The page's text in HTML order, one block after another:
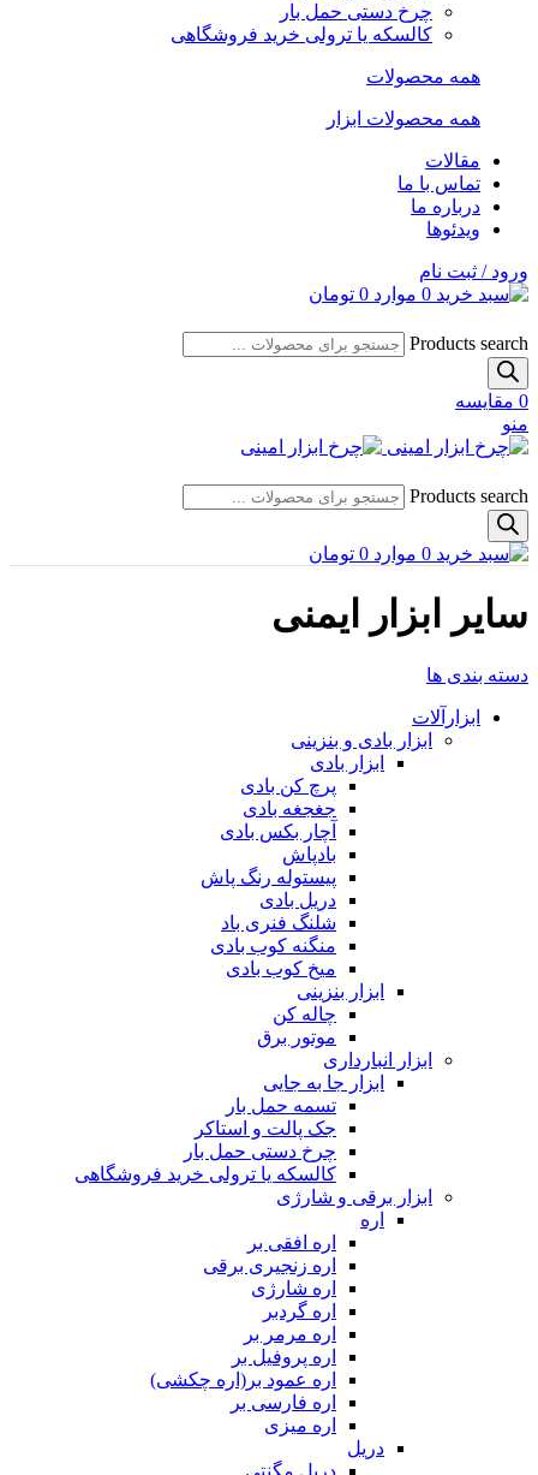
چرخ دستی حمل بار
کالسکه یا ترولی خرید فروشگاهی
همه محصولات
همه محصولات ابزار
مقالات
تماس با ما
درباره ما
ویدئوها
ورود / ثبت نام
0 موارد 0 تومان
Products search
0 مقایسه
منو
Products search
0 موارد 0 تومان
سایر ابزار ایمنی
دسته بندی ها
ابزارآلات
ابزار بادی و بنزینی
ابزار بادی
پرچ کن بادی
جغجغه بادی
آچار بکس بادی
بادپاش
پیستوله رنگ پاش
دریل بادی
شلنگ فنری باد
منگنه کوب بادی
میخ کوب بادی
ابزار بنزینی
چاله کن
موتور برق
ابزار انبارداری
ابزار جا به جایی
تسمه حمل بار
جک پالت و استاکر
چرخ دستی حمل بار
کالسکه یا ترولی خرید فروشگاهی
ابزار برقی و شارژی
اره
اره افقی بر
اره زنجیری برقی
اره شارژی
اره گردبر
اره مرمر بر
اره پروفیل بر
اره عمود بر(اره چکشی)
اره فارسی بر
اره میزی
دریل
دریل مگنتی